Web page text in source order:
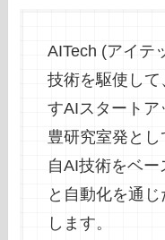
AITech (アイテ
技術を駆使し
すAIスタートア
豊研究室発と
自AI技術をベ
と自動化を通
します。